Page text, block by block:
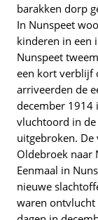
barakken dorp
In Nunspeet
kinderen in een
Nunspeet
een kort verblijf
arriveerden de
december 1914
vluchtoord in
uitgebroken.
Oldebroek naar
Eenmaal in
nieuwe
waren ontvlucht